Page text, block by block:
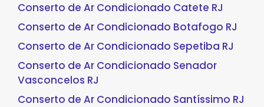
Conserto de Ar Condicionado Catete RJ
Conserto de Ar Condicionado Botafogo RJ
Conserto de Ar Condicionado Sepetiba RJ
Conserto de Ar Condicionado Senador
Vasconcelos RJ
Conserto de Ar Condicionado Santíssimo RJ